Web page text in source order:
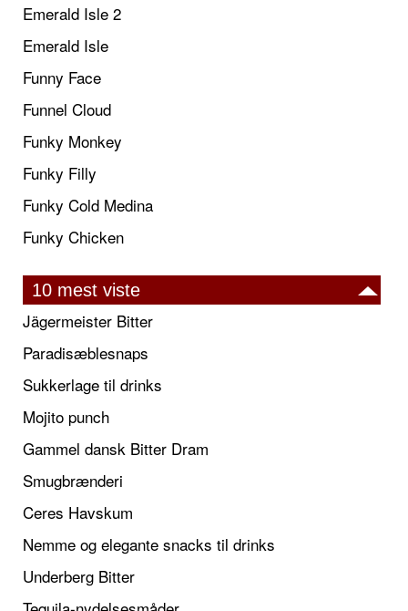
Emerald Isle 2
Emerald Isle
Funny Face
Funnel Cloud
Funky Monkey
Funky Filly
Funky Cold Medina
Funky Chicken
10 mest viste
Jägermeister Bitter
Paradisæblesnaps
Sukkerlage til drinks
Mojito punch
Gammel dansk Bitter Dram
Smugbrænderi
Ceres Havskum
Nemme og elegante snacks til drinks
Underberg Bitter